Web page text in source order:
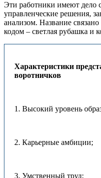
Эти работники имеют
управленческие решения,
анализом. Название
кодом – светлая рубашка и
Характеристики
воротничков
1. Высокий уровень
2. Карьерные амбиции;
3. Умственный труд;